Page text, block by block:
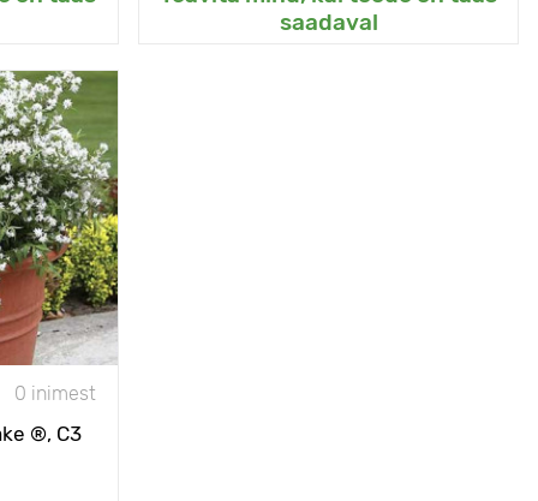
saadaval
Lisanud Minu aeda
0 inimest
®, С3
kasutada
hekina
50 - 60 cm
С3
50 - 80 cm
koht